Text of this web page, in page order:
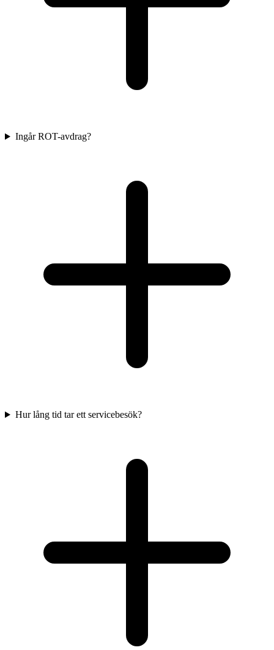
Ingår ROT-avdrag?
Hur lång tid tar ett servicebesök?